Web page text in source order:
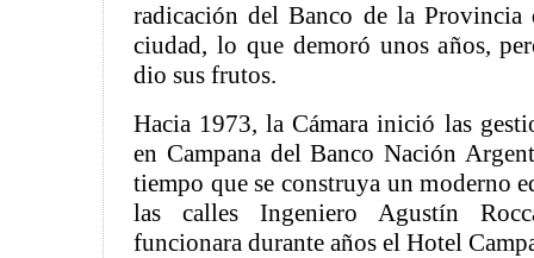
radicación del Banco de la Provincia
ciudad, lo que demoró unos años,
dio sus frutos.
Hacia 1973, la Cámara inició las
en Campana del Banco Nación
tiempo que se construya un moderno
las calles Ingeniero Agustín
funcionara durante años el Hotel